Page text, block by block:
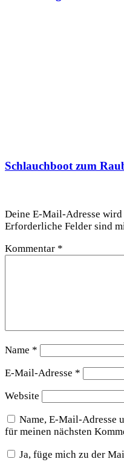
Schlauchboot zum
Deine E-Mail-Adresse
Erforderliche Felder sind
Kommentar *
Name *
E-Mail-Adresse *
Website
Name, E-Mail-Adresse
für meinen nächsten
Ja, füge mich zu der